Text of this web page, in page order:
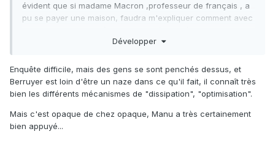
évident que si madame Macron ,professeur de français , a
pu se payer une maison, faudra m'expliquer comment avec
banquier en restauration(nécessité fait loi)
la biographie de mimi Marchand, l'amie personnelle du
couple Macron, c'est édifiant cette dernière personne
Développer
Enquête difficile, mais des gens se sont penchés dessus, et
Berruyer est loin d'être un naze dans ce qu'il fait, il connaît très
bien les différents mécanismes de "dissipation", "optimisation".
Mais c'est opaque de chez opaque, Manu a très certainement
bien appuyé...